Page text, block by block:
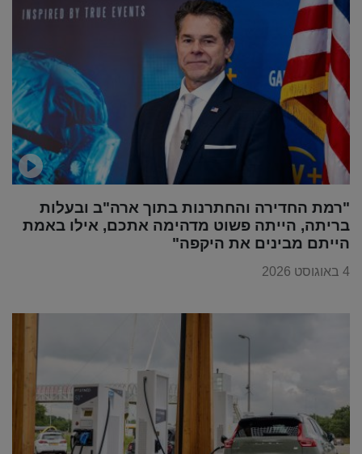
"רמת החדירה והחתרנות בתוך ארה"ב ובעלות
בריתה, הייתה פשוט מדהימה אתכם, אילו באמת
הייתם מבינים את היקפה"
4 באוגוסט 2026